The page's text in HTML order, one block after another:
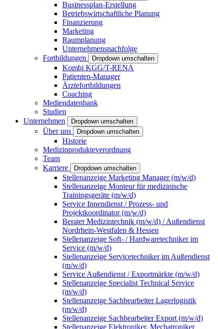
Businessplan-Erstellung
Betriebswirtschaftliche Planung
Finanzierung
Marketing
Raumplanung
Unternehmensnachfolge
Fortbildungen
Dropdown umschalten
Kombi KGG/T-RENA
Patienten-Manager
Ärztefortbildungen
Coaching
Mediendatenbank
Studien
Unternehmen
Dropdown umschalten
Über uns Dropdown umschalten
Historie
Medizinprodukteverordnung
Team
Karriere
Dropdown umschalten
Stellenanzeige Marketing Manager (m/w/d)
Stellenanzeige Monteur für medizinische
Trainingsgeräte (m/w/d)
Service Innendienst / Prozess- und
Projektkoordinator (m/w/d)
Berater Medizintechnik (m/w/d) / Außendienst
Nordrhein-Westfalen & Hessen
Stellenanzeige Soft- / Hardwaretechniker im
Service (m/w/d)
Stellenanzeige Servicetechniker im Außendienst
(m/w/d)
Service Außendienst / Exportmärkte (m/w/d)
Stellenanzeige Specialist Technical Service
(m/w/d)
Stellenanzeige Sachbearbeiter Lagerlogistik
(m/w/d)
Stellenanzeige Sachbearbeiter Export (m/w/d)
Stellenanzeige Elektroniker, Mechatroniker